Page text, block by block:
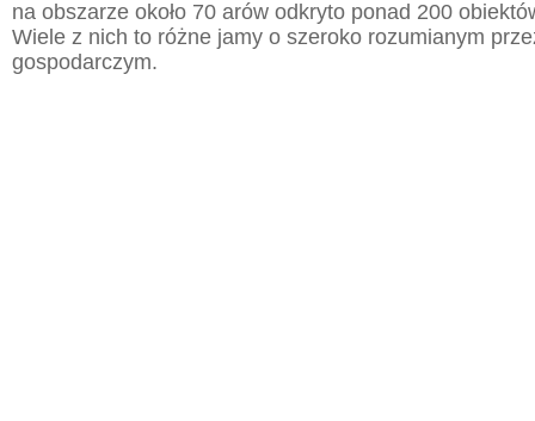
na obszarze około 70 arów odkryto ponad 200
Wiele z nich to różne jamy o szeroko rozumianym
gospodarczym.